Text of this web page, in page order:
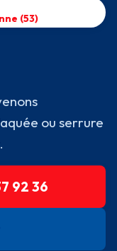
(53)
ou serrure
92 36